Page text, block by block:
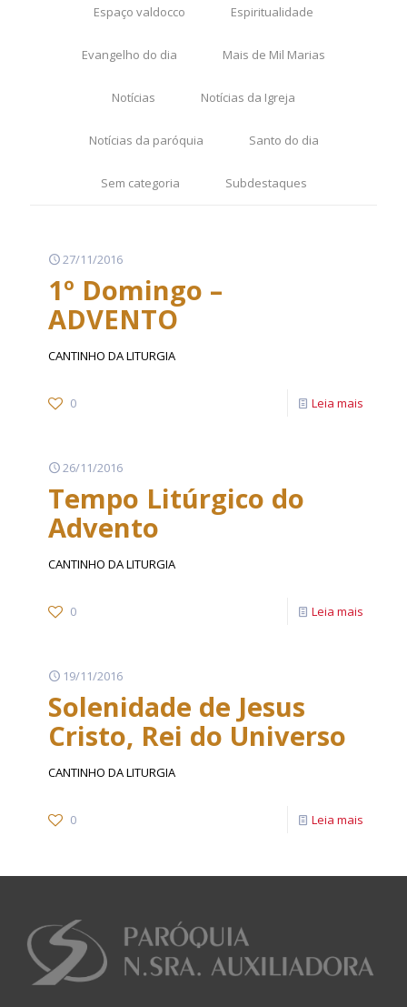
Espaço valdocco Espiritualidade
Evangelho do dia Mais de Mil Marias
Notícias Notícias da Igreja
Notícias da paróquia Santo do dia
Sem categoria Subdestaques
27/11/2016
1º Domingo –
ADVENTO
CANTINHO DA LITURGIA
0 Leia mais
26/11/2016
Tempo Litúrgico do
Advento
CANTINHO DA LITURGIA
0 Leia mais
19/11/2016
Solenidade de Jesus
Cristo, Rei do Universo
CANTINHO DA LITURGIA
0 Leia mais